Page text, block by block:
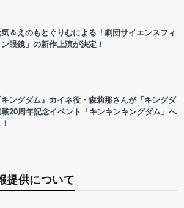
＆えのもとぐりむによる「劇団サイエンスフィ
眼鏡」の新作上演が決定！
ングダム』カイネ役・森莉那さんが『キングダ
20周年記念イベント「キンキンキングダム」へ
提供について